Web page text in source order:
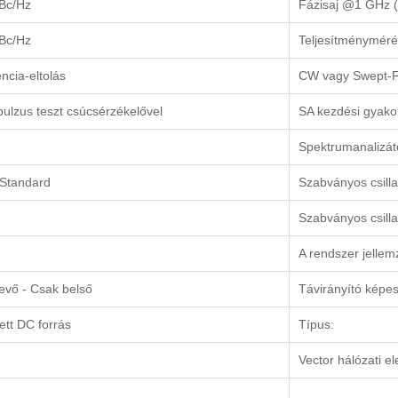
Hz Fázisaj @1 GHz
Hz
eltolás CW vagy Swept-
teszt csúcsérzékelővel SA kezdési
Szabványos
Szabványos
A rendszer
- Csak belső Távirányító
DC forrás Típus:
Vector hálózati